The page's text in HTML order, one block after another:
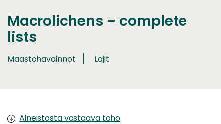
Macrolichens – complete
lists
Maastohavainnot Lajit
Aineistosta vastaava taho